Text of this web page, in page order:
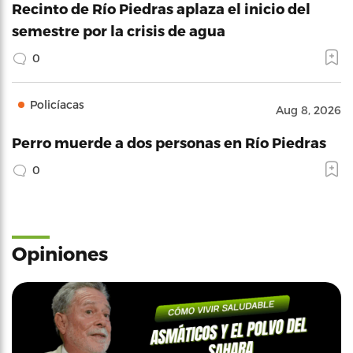
Recinto de Río Piedras aplaza el inicio del
semestre por la crisis de agua
0
Policíacas Aug 8, 2026
Perro muerde a dos personas en Río Piedras
0
Opiniones